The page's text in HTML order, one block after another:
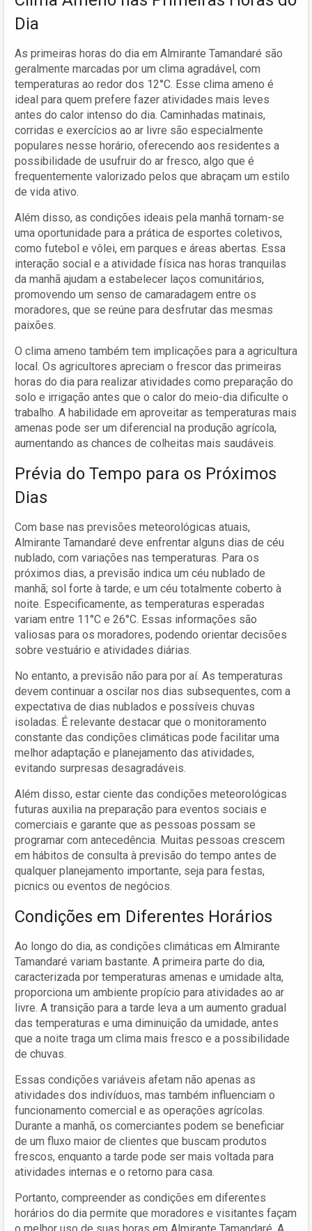
Dia
As primeiras horas do dia em Almirante Tamandaré são
geralmente marcadas por um clima agradável, com
temperaturas ao redor dos 12°C. Esse clima ameno é
ideal para quem prefere fazer atividades mais leves
antes do calor intenso do dia. Caminhadas matinais,
corridas e exercícios ao ar livre são especialmente
populares nesse horário, oferecendo aos residentes a
possibilidade de usufruir do ar fresco, algo que é
frequentemente valorizado pelos que abraçam um estilo
de vida ativo.
Além disso, as condições ideais pela manhã tornam-se
uma oportunidade para a prática de esportes coletivos,
como futebol e vôlei, em parques e áreas abertas. Essa
interação social e a atividade física nas horas tranquilas
da manhã ajudam a estabelecer laços comunitários,
promovendo um senso de camaradagem entre os
moradores, que se reúne para desfrutar das mesmas
paixões.
O clima ameno também tem implicações para a agricultura
local. Os agricultores apreciam o frescor das primeiras
horas do dia para realizar atividades como preparação do
solo e irrigação antes que o calor do meio-dia dificulte o
trabalho. A habilidade em aproveitar as temperaturas mais
amenas pode ser um diferencial na produção agrícola,
aumentando as chances de colheitas mais saudáveis.
Prévia do Tempo para os Próximos
Dias
Com base nas previsões meteorológicas atuais,
Almirante Tamandaré deve enfrentar alguns dias de céu
nublado, com variações nas temperaturas. Para os
próximos dias, a previsão indica um céu nublado de
manhã; sol forte à tarde; e um céu totalmente coberto à
noite. Especificamente, as temperaturas esperadas
variam entre 11°C e 26°C. Essas informações são
valiosas para os moradores, podendo orientar decisões
sobre vestuário e atividades diárias.
No entanto, a previsão não para por aí. As temperaturas
devem continuar a oscilar nos dias subsequentes, com a
expectativa de dias nublados e possíveis chuvas
isoladas. É relevante destacar que o monitoramento
constante das condições climáticas pode facilitar uma
melhor adaptação e planejamento das atividades,
evitando surpresas desagradáveis.
Além disso, estar ciente das condições meteorológicas
futuras auxilia na preparação para eventos sociais e
comerciais e garante que as pessoas possam se
programar com antecedência. Muitas pessoas crescem
em hábitos de consulta à previsão do tempo antes de
qualquer planejamento importante, seja para festas,
picnics ou eventos de negócios.
Condições em Diferentes Horários
Ao longo do dia, as condições climáticas em Almirante
Tamandaré variam bastante. A primeira parte do dia,
caracterizada por temperaturas amenas e umidade alta,
proporciona um ambiente propício para atividades ao ar
livre. A transição para a tarde leva a um aumento gradual
das temperaturas e uma diminuição da umidade, antes
que a noite traga um clima mais fresco e a possibilidade
de chuvas.
Essas condições variáveis afetam não apenas as
atividades dos indivíduos, mas também influenciam o
funcionamento comercial e as operações agrícolas.
Durante a manhã, os comerciantes podem se beneficiar
de um fluxo maior de clientes que buscam produtos
frescos, enquanto a tarde pode ser mais voltada para
atividades internas e o retorno para casa.
Portanto, compreender as condições em diferentes
horários do dia permite que moradores e visitantes façam
o melhor uso de suas horas em Almirante Tamandaré. A